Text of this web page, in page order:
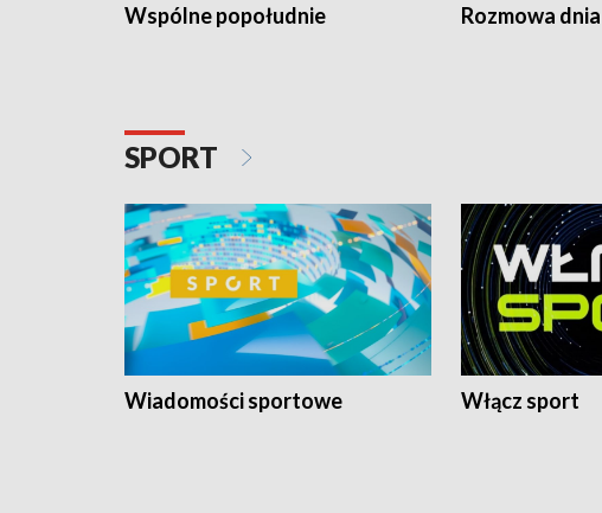
Wspólne popołudnie Rozmowa dnia
SPORT
Wiadomości sportowe Włącz sport